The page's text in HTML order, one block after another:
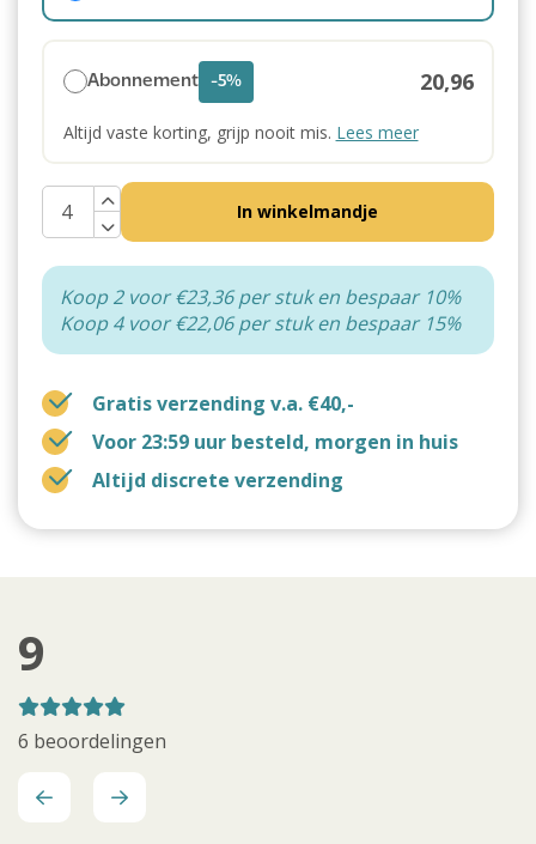
Abonnement -5% 20,96
Altijd vaste korting, grijp nooit mis. Lees meer
In winkelmandje
Koop 2 voor €23,36 per stuk en bespaar 10%
Koop 4 voor €22,06 per stuk en bespaar 15%
Gratis verzending v.a. €40,-
Voor 23:59 uur besteld, morgen in huis
Altijd discrete verzending
9
6 beoordelingen